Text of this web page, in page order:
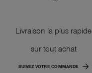
Livraison la plus rapide
sur tout achat
SUIVEZ VOTRE COMMANDE